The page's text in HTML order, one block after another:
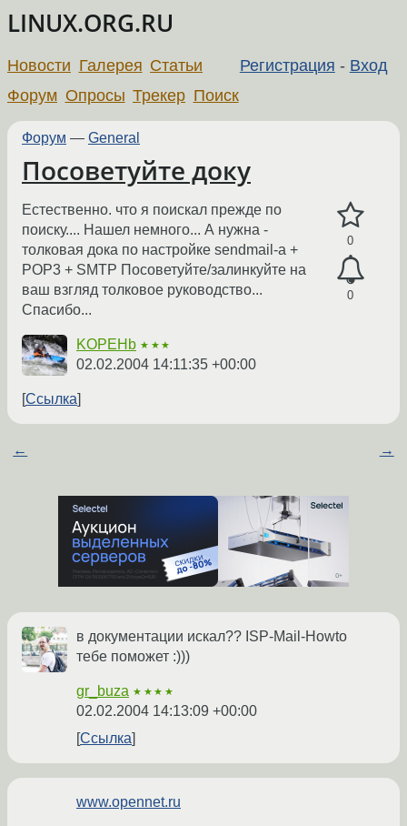
LINUX.ORG.RU
Регистрация - Вход
Новости Галерея Статьи
Форум Опросы Трекер Поиск
Форум — General
Посоветуйте доку
0
0
Естественно. что я поискал прежде по
поиску.... Нашел немного... А нужна -
толковая дока по настройке sendmail-а +
POP3 + SMTP Посоветуйте/залинкуйте на
ваш взгляд толковое руководство...
Спасибо...
KOPEHb ★★★
02.02.2004 14:11:35 +00:00
Ссылка
← →
в документации искал?? ISP-Mail-Howto
тебе поможет :)))
gr_buza ★★★★
02.02.2004 14:13:09 +00:00
Ссылка
www.opennet.ru